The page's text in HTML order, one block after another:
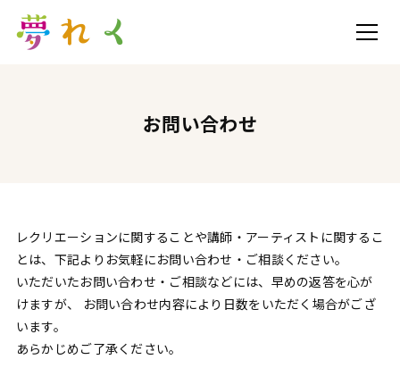
お問い合わせ
レクリエーションに関することや講師・アーティストに関するこ
とは、下記よりお気軽にお問い合わせ・ご相談ください。
いただいたお問い合わせ・ご相談などには、早めの返答を心が
けますが、 お問い合わせ内容により日数をいただく場合がござ
います。
あらかじめご了承ください。